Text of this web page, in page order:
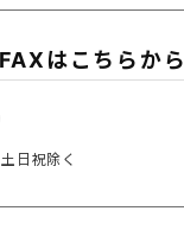
はこちらから
日祝除く